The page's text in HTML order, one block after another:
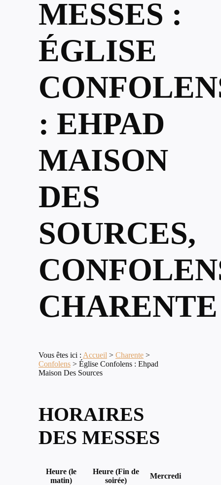
MESSES :
ÉGLISE
: EHPAD
MAISON
DES
SOURCES,
CHARENTE
Vous êtes ici : Accueil > Charente >
Confolens > Église Confolens : Ehpad
Maison Des Sources
HORAIRES
DES MESSES
Heure (le
matin)
Heure (Fin de
soirée)
Mercredi